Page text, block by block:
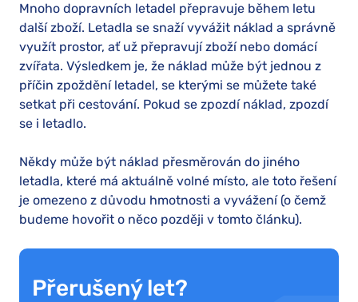
Mnoho dopravních letadel přepravuje během letu
další zboží. Letadla se snaží vyvážit náklad a správně
využít prostor, ať už přepravují zboží nebo domácí
zvířata. Výsledkem je, že náklad může být jednou z
příčin zpoždění letadel, se kterými se můžete také
setkat při cestování. Pokud se zpozdí náklad, zpozdí
se i letadlo.
Někdy může být náklad přesměrován do jiného
letadla, které má aktuálně volné místo, ale toto řešení
je omezeno z důvodu hmotnosti a vyvážení (o čemž
budeme hovořit o něco později v tomto článku).
Přerušený let?